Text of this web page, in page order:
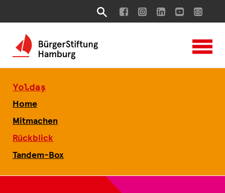
Yoldaş
Home
Mitmachen
Rückblick
Tandem-Box